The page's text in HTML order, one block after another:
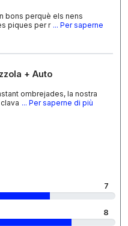
bons perquè els nens
piques per r ... Per saperne
+ Auto
ombrejades, la nostra
... Per saperne di più
7
8